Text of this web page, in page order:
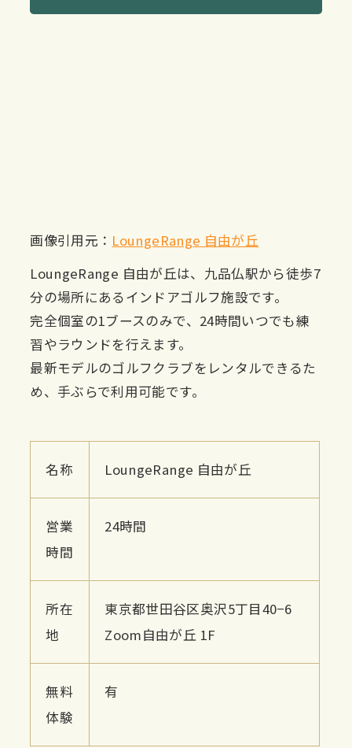
画像引用元： LoungeRange 自由が丘
LoungeRange 自由が丘は、九品仏駅から徒歩7
分の場所にあるインドアゴルフ施設です。
完全個室の1ブースのみで、24時間いつでも練
習やラウンドを行えます。
最新モデルのゴルフクラブをレンタルできるた
め、手ぶらで利用可能です。
名称 LoungeRange 自由が丘
営業
時間
24時間
所在
地
東京都世田谷区奥沢5丁目40−6
Zoom自由が丘 1F
無料
体験
有